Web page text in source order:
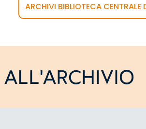
ARCHIVI BIBLIOTECA CENTRALE
ALL'ARCHIVIO